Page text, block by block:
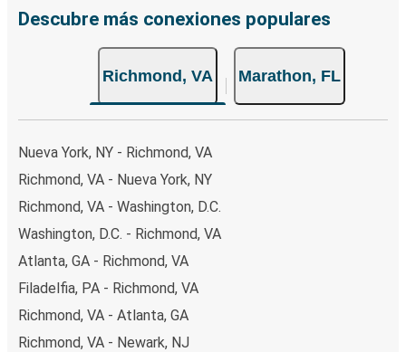
Descubre más conexiones populares
Richmond, VA Marathon, FL
Nueva York, NY - Richmond, VA
Richmond, VA - Nueva York, NY
Richmond, VA - Washington, D.C.
Washington, D.C. - Richmond, VA
Atlanta, GA - Richmond, VA
Filadelfia, PA - Richmond, VA
Richmond, VA - Atlanta, GA
Richmond, VA - Newark, NJ